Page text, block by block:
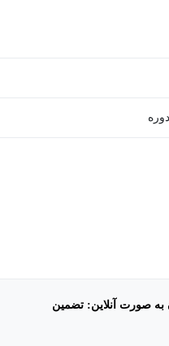
به صورت آنلاین: تضمین